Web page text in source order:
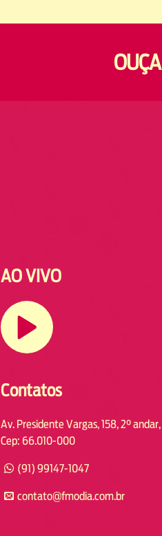
OUÇA
AO VIVO
Contatos
Av. Presidente Vargas, 158, 2°
Cep: 66.010-000
(91) 99147-1047
contato@fmodia.com.br